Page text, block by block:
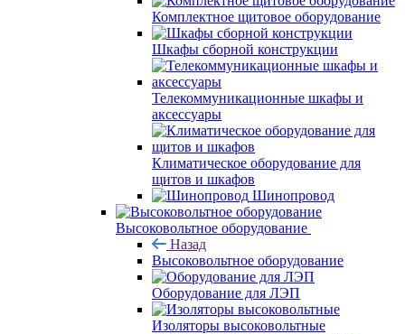
Комплектное щитовое оборудование
Шкафы сборной конструкции
Телекоммуникационные шкафы и
аксессуары
Климатическое оборудование для
щитов и шкафов
Шинопровод
Высоковольтное оборудование
Назад
Высоковольтное оборудование
Оборудование для ЛЭП
Изоляторы высоковольтные